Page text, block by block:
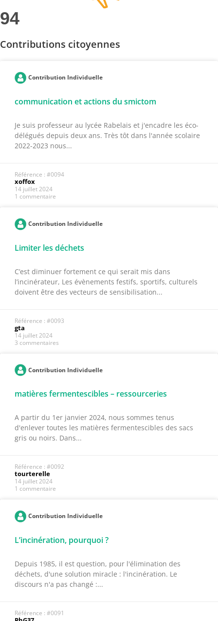
94
Contributions citoyennes
Contribution Individuelle
communication et actions du smictom
Je suis professeur au lycée Rabelais et j'encadre les éco-
délégués depuis deux ans. Très tôt dans l'année scolaire
2022-2023 nous...
Référence : #0094
xoffox
14 juillet 2024
1 commentaire
Contribution Individuelle
Limiter les déchets
C’est diminuer fortement ce qui serait mis dans
l’incinérateur, Les évènements festifs, sportifs, culturels
doivent être des vecteurs de sensibilisation...
Référence : #0093
gta
14 juillet 2024
3 commentaires
Contribution Individuelle
matières fermentescibles – ressourceries
A partir du 1er janvier 2024, nous sommes tenus
d'enlever toutes les matières fermentescibles des sacs
gris ou noirs. Dans...
Référence : #0092
tourterelle
14 juillet 2024
1 commentaire
Contribution Individuelle
L’incinération, pourquoi ?
Depuis 1985, il est question, pour l'élimination des
déchets, d'une solution miracle : l'incinération. Le
discours n'a pas changé :...
Référence : #0091